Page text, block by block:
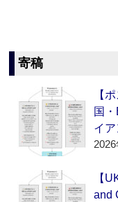
寄稿
【
国
イ
【
and